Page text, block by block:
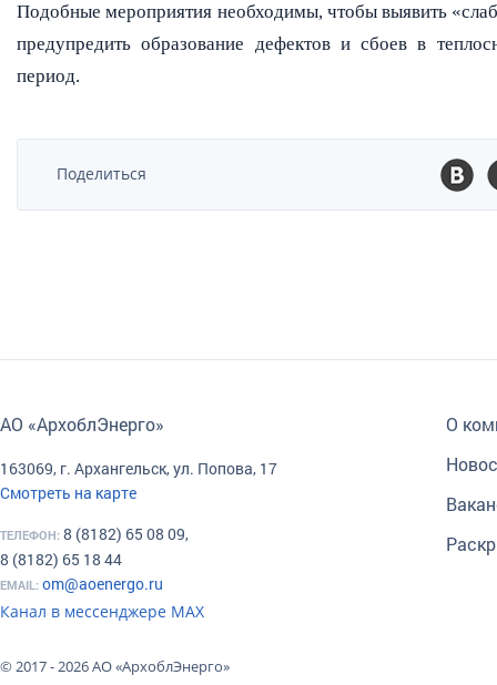
Подобные мероприятия необходимы, чтобы выявить
предупредить образование дефектов и сбоев в
период.
Поделиться
АО «АрхоблЭнерго»
163069, г. Архангельск, ул. Попова, 17
Смотреть на карте
ТЕЛЕФОН: 8 (8182) 65 08 09,
8 (8182) 65 18 44
EMAIL: om@aoenergo.ru
О
© 2017 - 2026 АО «АрхоблЭнерго»
Канал в мессенджере МАХ